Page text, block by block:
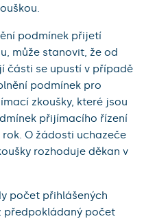
podmínek přijetí
může stanovit, že od
části se upustí v případě
podmínek pro
zkoušky, které jsou
přijímacího řízení
O žádosti uchazeče
rozhoduje děkan v
počet přihlášených
předpokládaný počet